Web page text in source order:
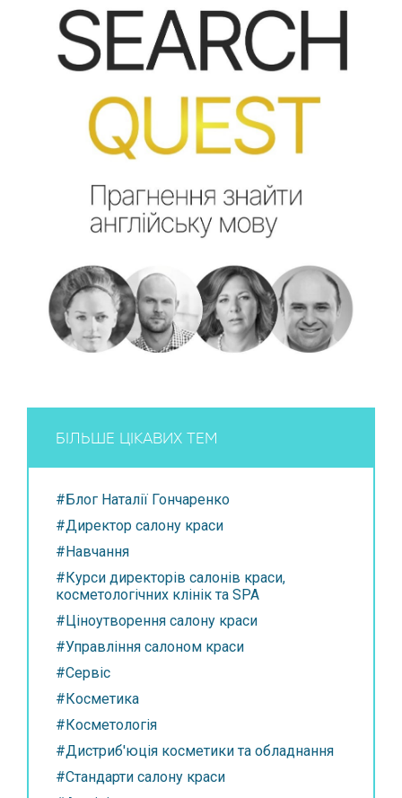
БІЛЬШЕ ЦІКАВИХ ТЕМ
#Блог Наталії Гончаренко
#Директор салону краси
#Навчання
#Курси директорів салонів краси,
косметологічних клінік та SPA
#Ціноутворення салону краси
#Управління салоном краси
#Сервіс
#Косметика
#Косметологія
#Дистриб'юція косметики та обладнання
#Стандарти салону краси